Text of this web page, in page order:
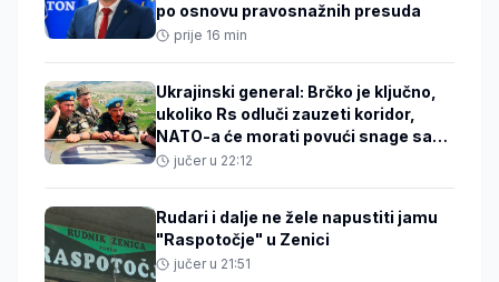
po osnovu pravosnažnih presuda
prije 16 min
Ukrajinski general: Brčko je ključno,
ukoliko Rs odluči zauzeti koridor,
NATO-a će morati povući snage sa
Baltika
jučer u 22:12
Rudari i dalje ne žele napustiti jamu
"Raspotočje" u Zenici
jučer u 21:51